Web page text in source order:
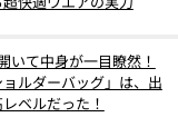
いて中身が一目瞭然！
ルダーバッグ」は、出
ベルだった！